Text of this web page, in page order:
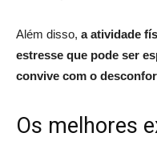
Além disso, a atividade
estresse que pode ser
convive com o
Os melhores